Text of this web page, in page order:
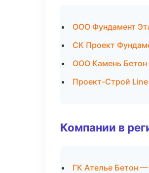
ООО Фундамент
СК Проект
ООО Камень Бетон
Проект-Строй
Компании в
ГК Ателье Бетон